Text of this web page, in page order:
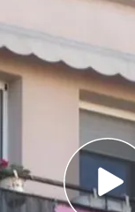
de Barcelona
y la
de